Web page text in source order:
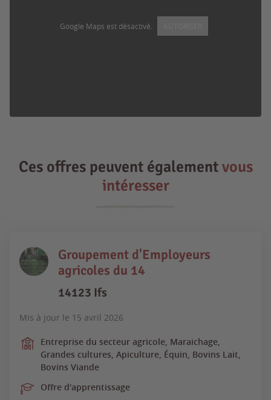
Google Maps est désactivé.
Ces offres peuvent égalementvous
intéresser
Groupement d'Employeurs
agricoles du 14
14123 Ifs
Mis à jour le 15 avril 2026
Entreprise du secteur agricole, Maraichage,
Grandes cultures, Apiculture, Équin, Bovins Lait,
Bovins Viande
Offre d'apprentissage